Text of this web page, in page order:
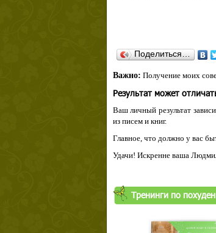
Поделиться…
Важно: Получение моих
Результат может
Ваш личный результат
из писем и книг.
Главное, что должно у вас
Удачи! Искренне ваша
Тренинги по